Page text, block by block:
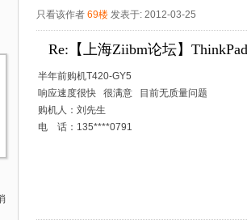
只看该作者 69楼 发表于: 2012-03-25
Re:【上海Ziibm论坛】
半年前购机T420-GY5
响应速度很快 很满意 目前无质量问题
购机人：刘先生
电 话：135****0791